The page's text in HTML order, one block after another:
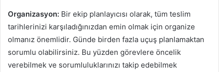
Organizasyon: Bir ekip planlayıcısı olarak, tüm teslim
tarihlerinizi karşıladığınızdan emin olmak için organize
olmanız önemlidir. Günde birden fazla uçuş planlamaktan
sorumlu olabilirsiniz. Bu yüzden görevlere öncelik
verebilmek ve sorumluluklarınızı takip edebilmek